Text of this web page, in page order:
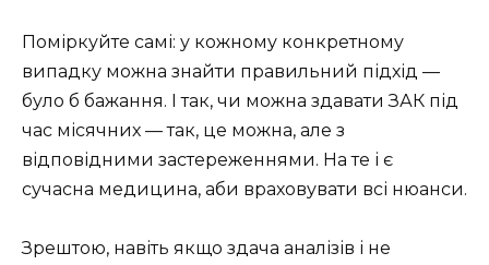
Поміркуйте самі: у кожному конкретному
випадку можна знайти правильний підхід —
було б бажання. І так, чи можна здавати ЗАК під
час місячних — так, це можна, але з
відповідними застереженнями. На те і є
сучасна медицина, аби враховувати всі нюанси.
Зрештою, навіть якщо здача аналізів і не